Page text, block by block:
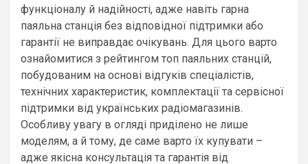
функціоналу й надійності, адже навіть гарна
паяльна станція без відповідної підтримки або
гарантії не виправдає очікувань. Для цього варто
ознайомитися з рейтингом топ паяльних станцій,
побудованим на основі відгуків спеціалістів,
технічних характеристик, комплектації та сервісної
підтримки від українських радiомагазинів.
Особливу увагу в огляді приділено не лише
моделям, а й тому, де саме варто їх купувати –
адже якісна консультація та гарантія від